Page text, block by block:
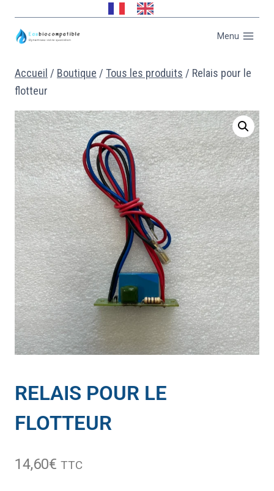
Menu
Accueil / Boutique / Tous les produits / Relais pour le
flotteur
RELAIS POUR LE
FLOTTEUR
14,60€ TTC